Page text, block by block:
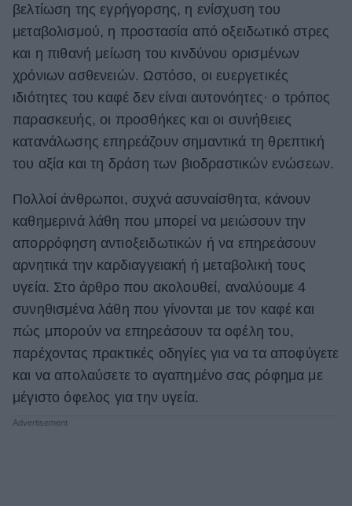
ΒΟΞ
Χωρίς Ταμπέλες
Women's Forum
Hautes Grecians
Γάμος
Market News
βελτίωση της εγρήγορσης, η ενίσχυση του
μεταβολισμού, η προστασία από οξειδωτικό στρες
και η πιθανή μείωση του κινδύνου ορισμένων
χρόνιων ασθενειών. Ωστόσο, οι ευεργετικές
ιδιότητες του καφέ δεν είναι αυτονόητες· ο τρόπος
παρασκευής, οι προσθήκες και οι συνήθειες
κατανάλωσης επηρεάζουν σημαντικά τη θρεπτική
του αξία και τη δράση των βιοδραστικών ενώσεων.
Πολλοί άνθρωποι, συχνά ασυναίσθητα, κάνουν
καθημερινά λάθη που μπορεί να μειώσουν την
απορρόφηση αντιοξειδωτικών ή να επηρεάσουν
αρνητικά την καρδιαγγειακή ή μεταβολική τους
υγεία. Στο άρθρο που ακολουθεί, αναλύουμε 4
συνηθισμένα λάθη που γίνονται με τον καφέ και
πώς μπορούν να επηρεάσουν τα οφέλη του,
παρέχοντας πρακτικές οδηγίες για να τα αποφύγετε
και να απολαύσετε το αγαπημένο σας ρόφημα με
μέγιστο όφελος για την υγεία.